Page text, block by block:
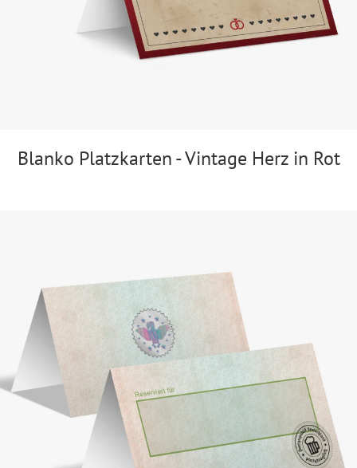
Blanko Platzkarten - Vintage Herz in Rot